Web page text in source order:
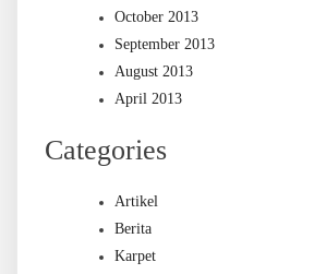
October 2013
September 2013
August 2013
April 2013
Categories
Artikel
Berita
Karpet